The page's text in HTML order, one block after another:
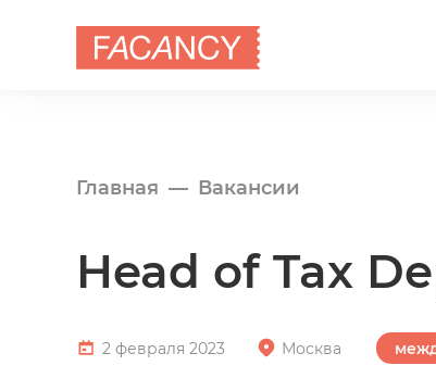
Главная Вакансии
Head of Tax
2 февраля 2023 Москва